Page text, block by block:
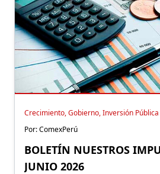
Crecimiento, Gobierno, Inversión Pública
Por: ComexPerú
BOLETÍN NUESTROS
JUNIO 2026